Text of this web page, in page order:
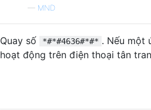
— MND
Quay số *#*#4636#*#* . Nếu một
hoạt động trên điện thoại tân